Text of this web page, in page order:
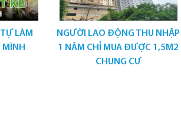
LÀM
MÌNH
NGƯỜI LAO ĐỘNG THU NHẬP
1 NĂM CHỈ MUA ĐƯỢC 1,5M2
CHUNG CƯ